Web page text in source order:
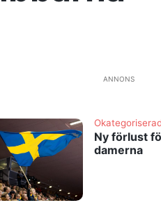
ANNONS
Okategoriserad
Ny förlust
damerna